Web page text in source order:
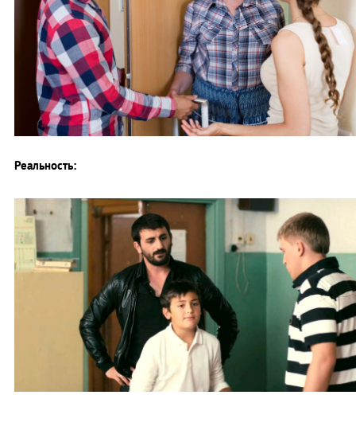
Реальность: